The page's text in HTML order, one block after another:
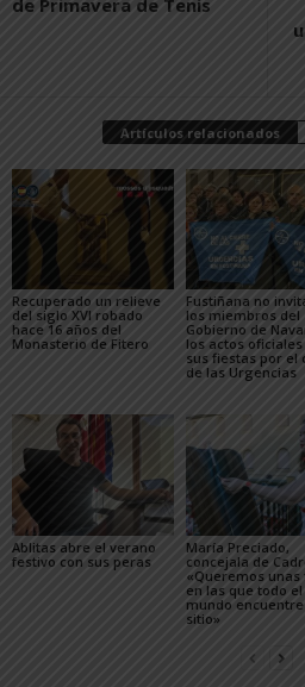
Artículos relacionados
Recuperado un relieve
del siglo XVI robado
hace 16 años del
Monasterio de Fitero
Fustiñana no
los miembros del
Gobierno de
los actos oficiales
sus fiestas por el
de las Urgencias
Ablitas abre el verano
festivo con sus peras
María Preciado,
concejala de
«Queremos unas
en las que todo el
mundo encuentre
sitio»